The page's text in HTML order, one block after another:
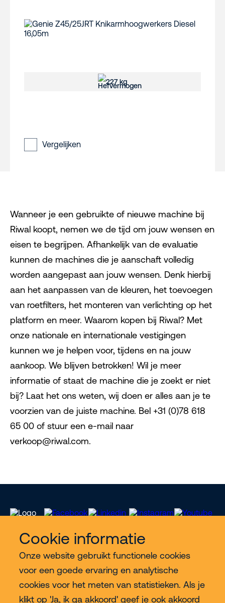
Cookie informatie
Onze website gebruikt functionele cookies
voor een goede ervaring en analytische
cookies voor het meten van statistieken. Als je
klikt op 'Ja, ik ga akkoord' geef je ook akkoord
227 kg
Vergelijken
Wanneer je een gebruikte of nieuwe machine bij
Riwal koopt, nemen we de tijd om jouw wensen en
eisen te begrijpen. Afhankelijk van de evaluatie
kunnen de machines die je aanschaft volledig
worden aangepast aan jouw wensen. Denk hierbij
aan het aanpassen van de kleuren, het toevoegen
van roetfilters, het monteren van verlichting op het
platform en meer. Waarom kopen bij Riwal? Met
onze nationale en internationale vestigingen
kunnen we je helpen voor, tijdens en na jouw
aankoop. We blijven betrokken! Wil je meer
informatie of staat de machine die je zoekt er niet
bij? Laat het ons weten, wij doen er alles aan je te
voorzien van de juiste machine. Bel +31 (0)78 618
65 00 of stuur een e-mail naar
verkoop@riwal.com.
Meer Riwal
Industries